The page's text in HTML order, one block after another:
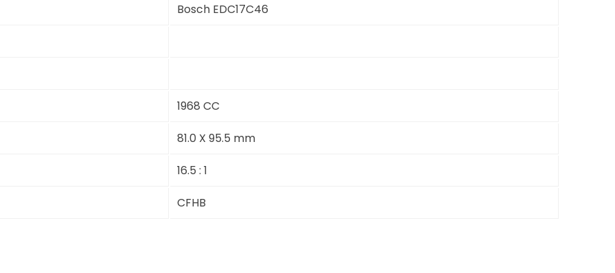
Bosch EDC17C46
1968 CC
81.0 X 95.5 mm
16.5 : 1
CFHB